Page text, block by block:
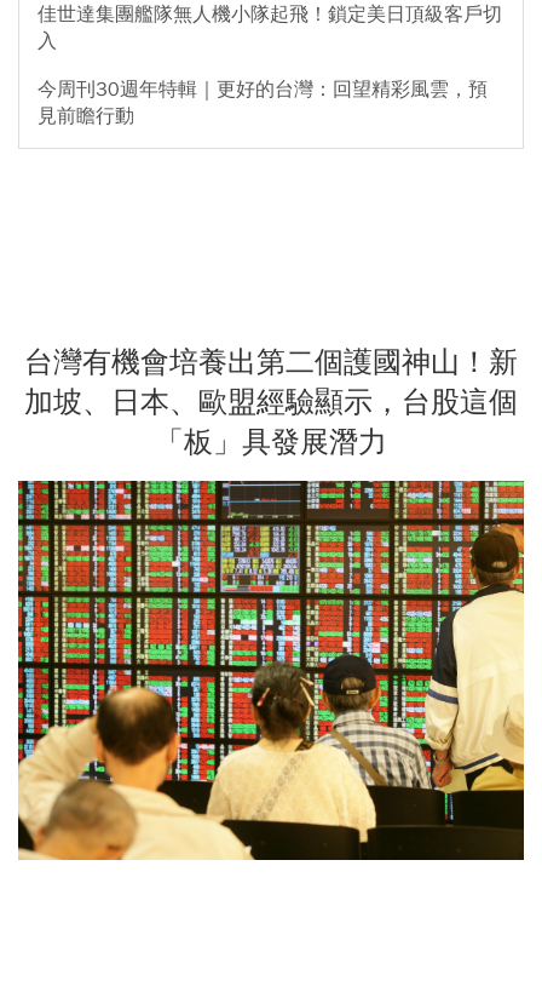
佳世達集團艦隊無人機小隊起飛！鎖定美日頂級客戶切
入
今周刊30週年特輯｜更好的台灣：回望精彩風雲，預
見前瞻行動
台灣有機會培養出第二個護國神山！新
加坡、日本、歐盟經驗顯示，台股這個
「板」具發展潛力